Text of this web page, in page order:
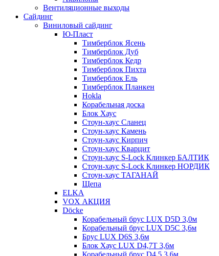
Вентиляционные выходы
Сайдинг
Виниловый сайдинг
Ю-Пласт
Тимберблок Ясень
Тимберблок Дуб
Тимберблок Кедр
Тимберблок Пихта
Тимберблок Ель
Тимберблок Планкен
Hokla
Корабельная доска
Блок Хаус
Стоун-хаус Сланец
Стоун-хаус Камень
Стоун-хаус Кирпич
Стоун-хаус Кварцит
Стоун-хаус S-Lock Клинкер БАЛТИК
Стоун-хаус S-Lock Клинкер НОРДИК
Стоун-хаус ТАГАНАЙ
Щепа
ELKA
VOX АКЦИЯ
Döcke
Корабельный брус LUX D5D 3,0м
Корабельный брус LUX D5C 3,6м
Брус LUX D6S 3,6м
Блок Хаус LUX D4,7T 3,6м
Корабельный брус D4,5 3,6м